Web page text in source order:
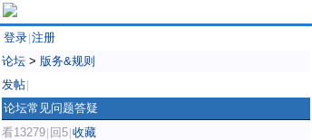
登录 注册
论坛 > 版务&规则
发帖
论坛常见问题答疑
看13279 回5 收藏